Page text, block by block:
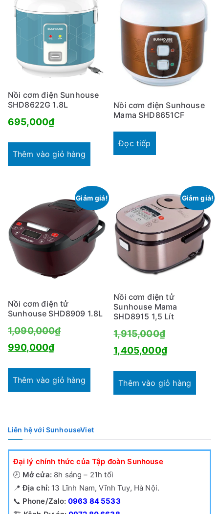
Nồi cơm điện Sunhouse
SHD8622G 1.8L
695,000₫
Thêm vào giỏ hàng
Nồi cơm điện Sunhouse
Mama SHD8651CF
Đọc tiếp
Giảm giá!
Nồi cơm điện tử
Sunhouse SHD8909 1.8L
1,090,000₫Giá
1,090,000₫.
990,000₫Giá
tại
Thêm vào giỏ hàng
Giảm giá!
Nồi cơm điện tử
Sunhouse Mama
SHD8915 1,5 Lít
1,915,000₫Giá
gốc
1,915,000₫.
1,405,000₫Giá
tại
Thêm vào giỏ hàng
Liên hệ với SunhouseViet
Đại lý chính thức của Tập đoàn Sunhouse
🕗 Mở cửa:8h sáng – 21h tối
📍Địa chỉ: 13 Lĩnh Nam, Vĩnh Tuy, Hà Nội.
📞 Phone/Zalo: 0963 84 5533